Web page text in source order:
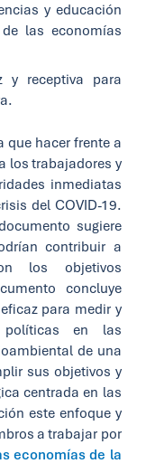
y educación
las economías
y receptiva para
que hacer frente a
los trabajadores y
inmediatas
del COVID-19.
sugiere
contribuir a
los objetivos
concluye
para medir y
en las
de una
sus objetivos y
centrada en las
este enfoque y
a trabajar por
economías de la